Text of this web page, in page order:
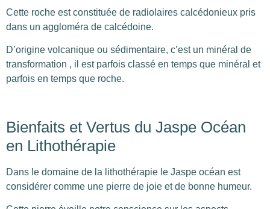
Cette roche est constituée de radiolaires calcédonieux pris
dans un aggloméra de calcédoine.
D’origine volcanique ou sédimentaire, c’est un minéral de
transformation , il est parfois classé en temps que minéral et
parfois en temps que roche.
Bienfaits et Vertus du Jaspe Océan
en Lithothérapie
Dans le domaine de la lithothérapie le Jaspe océan est
considérer comme une pierre de joie et de bonne humeur.